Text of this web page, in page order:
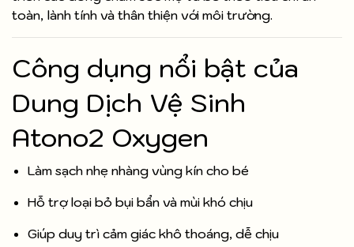
toàn, lành tính và thân thiện với môi trường.
Công dụng nổi bật của
Dung Dịch Vệ Sinh
Atono2 Oxygen
Làm sạch nhẹ nhàng vùng kín cho bé
Hỗ trợ loại bỏ bụi bẩn và mùi khó chịu
Giúp duy trì cảm giác khô thoáng, dễ chịu